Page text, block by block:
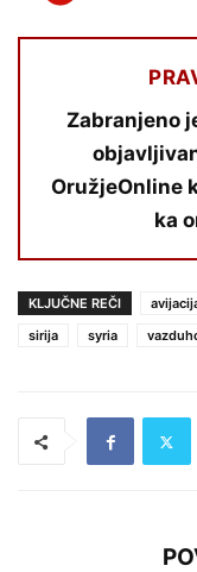
Zabranjeno
OružjeOnline
ka
KLJUČNE REČI
sirija
syria